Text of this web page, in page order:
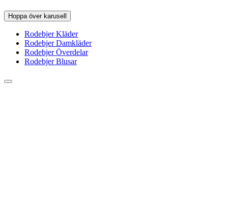
Hoppa över karusell
Rodebjer Kläder
Rodebjer Damkläder
Rodebjer Överdelar
Rodebjer Blusar